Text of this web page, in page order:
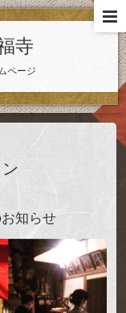
寺
ページ
知らせ